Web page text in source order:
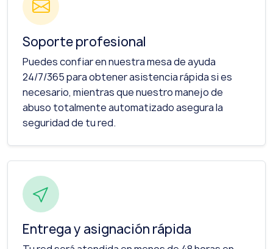
Soporte profesional
Puedes confiar en nuestra mesa de ayuda
24/7/365 para obtener asistencia rápida si es
necesario, mientras que nuestro manejo de
abuso totalmente automatizado asegura la
seguridad de tu red.
Entrega y asignación rápida